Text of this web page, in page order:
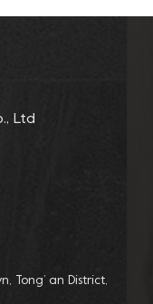
Ltd
Tong’ an District,